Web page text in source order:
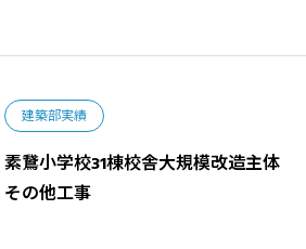
建築部実績
素鵞小学校31棟校舎大規模改造主体
その他工事